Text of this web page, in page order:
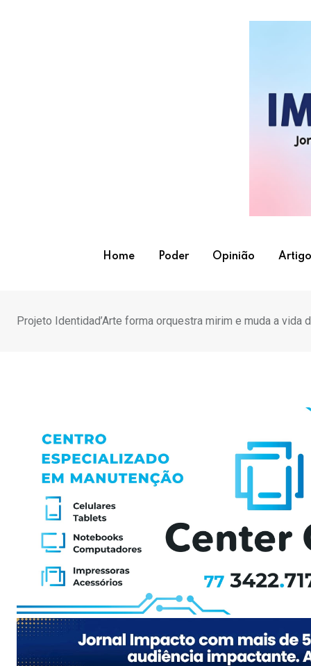
Home Poder Opinião
Projeto Identidad’Arte forma orquestra mirim e muda a vida